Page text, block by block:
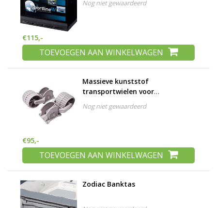
Nog niet gewaardeerd
€115,-
TOEVOEGEN AAN WINKELWAGEN
Massieve kunststof
transportwielen voor
Nog niet gewaardeerd
€95,-
TOEVOEGEN AAN WINKELWAGEN
Zodiac Banktas